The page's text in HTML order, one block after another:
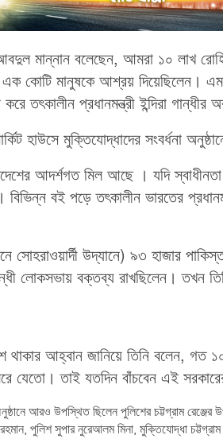
মান্নান বলেছেন, আমরা ১০ লাখ
এক কোটি মানুষকে আশ্রয়
তৎকালীন প্রধানমন্ত্রী ইন্দিরা গান্ধীর
হাউসে মুক্তিযোদ্ধাদের সংবর্ধনা
আদর্শগত মিল আছে । যদি
বই পড়ে তৎকালীন ভারতের
সোহরাওয়ার্দী উদ্যানে) ৯৩ হাজার
লোকসভায় বক্তব্য রাখছিলেন। তখন
থাকার আহ্বান জানিয়ে তিনি বলেন, গত
যেতো। তাই যতদিন বাঁচবেন এই
আরও উপস্থিত ছিলেন পুলিশের চট্টগ্রাম রেঞ্জের
পুলিশ সুপার নুরেআলম মিনা, মুক্তিযোদ্ধা